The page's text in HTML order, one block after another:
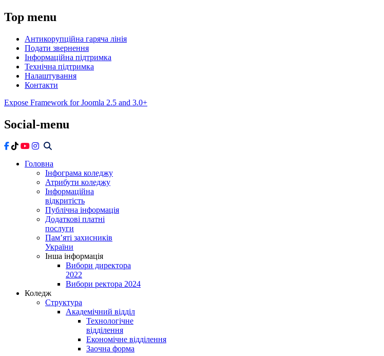
Top menu
Антикорупційна гаряча лінія
Подати звернення
Інформаційна підтримка
Технічна підтримка
Налаштування
Контакти
Expose Framework for Joomla 2.5 and 3.0+
Social-menu
Головна
Інфограма коледжу
Атрибути коледжу
Інформаційна
відкритість
Публічна інформація
Додаткові платні
послуги
Пам’яті захисників
України
Інша інформація
Вибори директора
2022
Вибори ректора 2024
Коледж
Структура
Академічний відділ
Технологічне
відділення
Економічне відділення
Заочна форма